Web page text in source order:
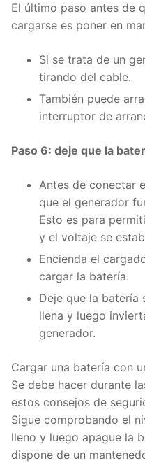
El último paso antes de
cargarse es poner en
Si se trata de un
tirando del cable.
También puede
interruptor de
Paso 6: deje que la
Antes de conectar
que el generador
Esto es para
y el voltaje se
Encienda el
cargar la batería.
Deje que la batería
llena y luego
generador.
Cargar una batería con
Se debe hacer durante
estos consejos de
Sigue comprobando el
lleno y luego apague la
dispone de un